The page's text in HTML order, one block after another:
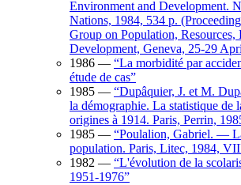
Environment and Development.
Nations, 1984, 534 p.
Group on Population, Resources,
Development, Geneva, 25-29
1986 — “La morbidité par
étude de cas”
1985 — “Dupâquier, J. et M.
la démographie. La statistique de
origines à 1914. Paris, Perrin,
1985 — “Poulalion, Gabriel. —
population. Paris, Litec, 1984,
1982 — “L'évolution de la
1951-1976”